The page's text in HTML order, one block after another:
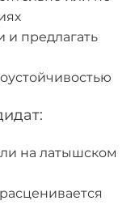
предлагать
на латышском